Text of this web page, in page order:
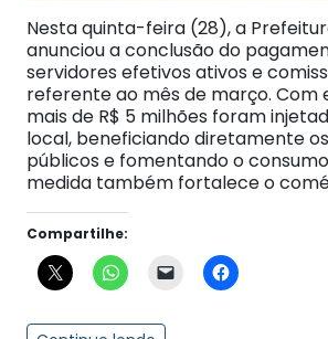
Nesta quinta-feira (28), a
anunciou a conclusão do
servidores efetivos ativos e
referente ao mês de março. Com
mais de R$ 5 milhões foram
local, beneficiando diretamente
públicos e fomentando o
medida também fortalece o
Compartilhe: